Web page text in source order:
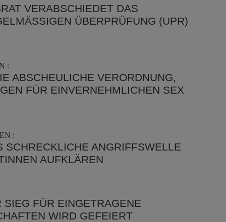
VERABSCHIEDET DAS
ÜBERPRÜFUNG (UPR) V
:
ABSCHEULICHE VERORDNUNG,
FÜR EINVERNEHMLICHEN SEX
:
SCHRECKLICHE ANGRIFFSWELLE
AUFKLÄREN
FÜR EINGETRAGENE
WIRD GEFEIERT